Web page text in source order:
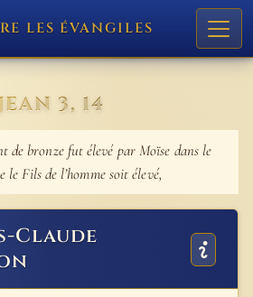
LES ÉVANGILES
3, 14
de bronze fut élevé par Moïse dans le
Fils de l’homme soit élevé,
Claude